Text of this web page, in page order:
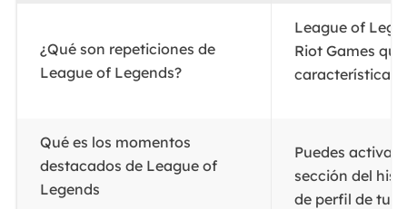
¿Qué son repeticiones de
League of Legends?
League of
Riot Games
Qué es los momentos
destacados de League of
Legends
Puedes
sección del
de perfil de tu